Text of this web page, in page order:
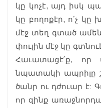
կը կոչէ, այդ իսկ
կը բողոքէր, ո՛չ կը
մէջ տեղ գտած
փուլին մէջ կը
Հաւատացէ՛ք, որ
նպատակի ապրիլը
ծանր ու դժուար է:
որ զինք